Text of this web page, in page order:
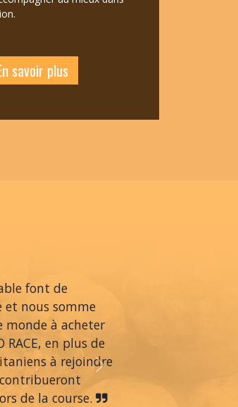
savoir plus
font de
et nous somme
monde à acheter
en plus de
à rejoindre
de la course.
Next